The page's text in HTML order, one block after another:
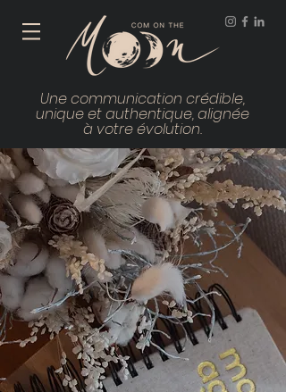
Une communication crédible,
unique et authentique, alignée
à votre évolution.